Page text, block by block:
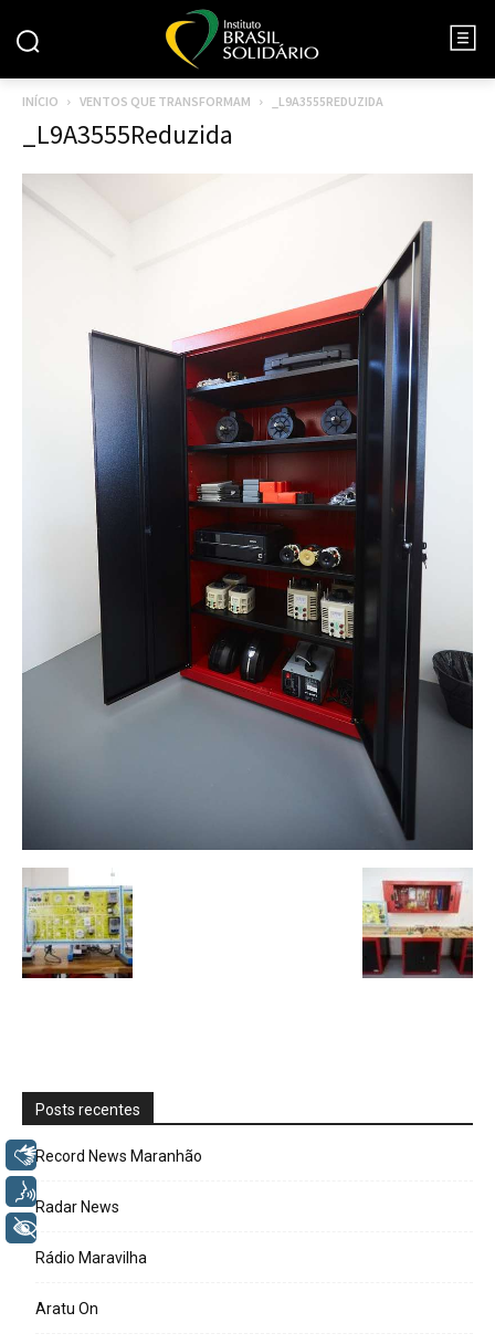
INÍCIO VENTOS QUE TRANSFORMAM _L9A3555REDUZIDA
_L9A3555Reduzida
Posts recentes
Record News Maranhão
Radar News
Rádio Maravilha
Aratu On
Libras